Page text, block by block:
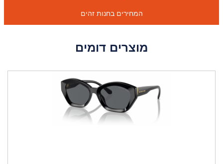
המחירים בחנות זהים
מוצרים דומים